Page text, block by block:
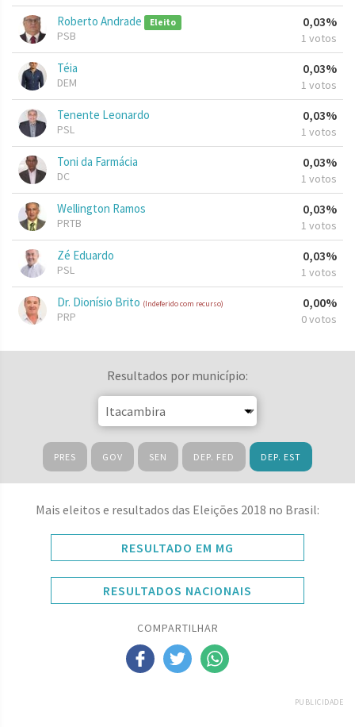
Roberto Andrade Eleito
PSB
0,03%
1 votos
Téia
DEM
0,03%
1 votos
Tenente Leonardo
PSL
0,03%
1 votos
Toni da Farmácia
DC
0,03%
1 votos
Wellington Ramos
PRTB
0,03%
1 votos
Zé Eduardo
PSL
0,03%
1 votos
Dr. Dionísio Brito (Indeferido com recurso)
PRP
0,00%
0 votos
Resultados por município:
PRES GOV SEN DEP. FED DEP. EST
Mais eleitos e resultados das Eleições 2018 no Brasil:
RESULTADO EM MG
RESULTADOS NACIONAIS
COMPARTILHAR
PUBLICIDADE